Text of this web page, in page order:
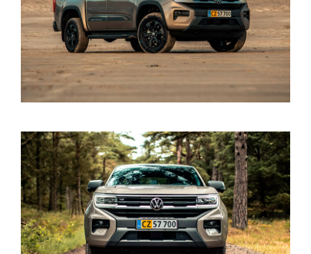
TILBEHØR
RESERVEDELE
NYHEDER
OM OS
JOB OG